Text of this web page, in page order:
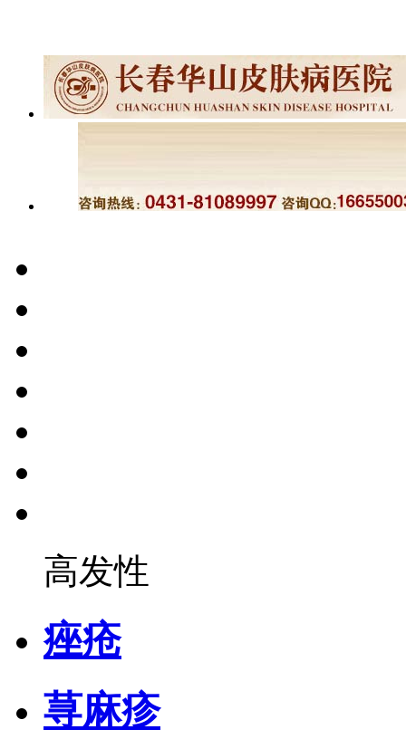
高发性
痤疮
荨麻疹